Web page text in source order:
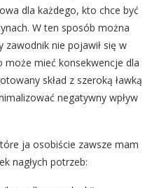
dla każdego, kto chce być
W ten sposób można
zawodnik nie pojawił się w
mieć konsekwencje dla
skład z szeroką ławką
negatywny wpływ
ja osobiście zawsze mam
nagłych potrzeb: